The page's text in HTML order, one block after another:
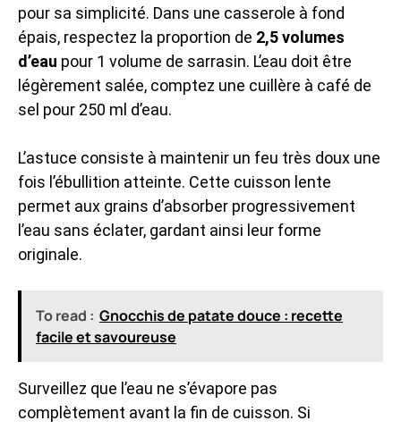
pour sa simplicité. Dans une casserole à fond
épais, respectez la proportion de 2,5 volumes
d’eau pour 1 volume de sarrasin. L’eau doit être
légèrement salée, comptez une cuillère à café de
sel pour 250 ml d’eau.
L’astuce consiste à maintenir un feu très doux une
fois l’ébullition atteinte. Cette cuisson lente
permet aux grains d’absorber progressivement
l’eau sans éclater, gardant ainsi leur forme
originale.
To read : Gnocchis de patate douce : recette
facile et savoureuse
Surveillez que l’eau ne s’évapore pas
complètement avant la fin de cuisson. Si